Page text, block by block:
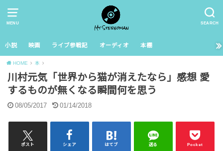
MENU SEARCH
小説 映画 ライブ参戦記 オーディオ 本棚
HOME 本
川村元気「世界から猫が消えたなら」感想 愛
するものが無くなる瞬間何を思う
08/05/2017 01/14/2018
ポスト シェア はてブ 送る Pocket